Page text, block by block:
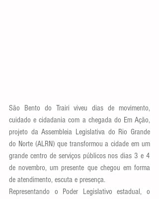
São Bento do Trairi viveu dias de movimento,
cuidado e cidadania com a chegada do Em Ação,
projeto da Assembleia Legislativa do Rio Grande
do Norte (ALRN) que transformou a cidade em um
grande centro de serviços públicos nos dias 3 e 4
de novembro, um presente que chegou em forma
de atendimento, escuta e presença.
Representando o Poder Legislativo estadual, o